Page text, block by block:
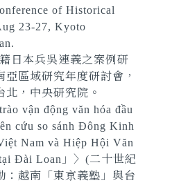
of Historical
23-27, Kyoto
日本兵吳連義之案例研
亞區域研究年度研討會，
北，中央研究院。
vận động văn hóa đầu
cứu so sánh Đông Kinh
Nam và Hiệp Hội Văn
Đài Loan」〉 (二十世紀
：越南「東京義塾」與台